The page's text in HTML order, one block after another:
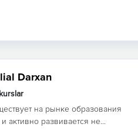
Darxan
на рынке образования
активно развивается не...